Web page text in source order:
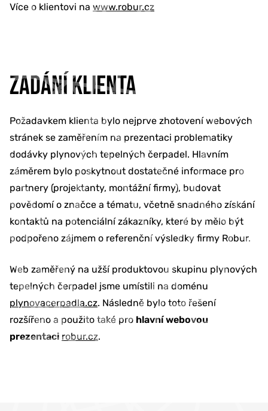
Více o klientovi na www.robur.cz
ZADÁNÍ KLIENTA
Požadavkem klienta bylo nejprve zhotovení webových
stránek se zaměřením na prezentaci problematiky
dodávky plynových tepelných čerpadel. Hlavním
záměrem bylo poskytnout dostatečné informace pro
partnery (projektanty, montážní firmy), budovat
povědomí o značce a tématu, včetně snadného získání
kontaktů na potenciální zákazníky, které by mělo být
podpořeno zájmem o referenční výsledky firmy Robur.
Web zaměřený na užší produktovou skupinu plynových
tepelných čerpadel jsme umístili na doménu
plynovacerpadla.cz. Následně bylo toto řešení
rozšířeno a použito také pro hlavní webovou
prezentaci robur.cz.